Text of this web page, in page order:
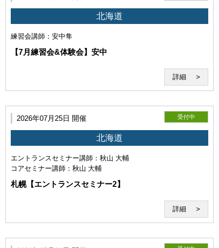
とします。
第5条（セミナーシステム）
「セミナーシステム」とは、教材及びWeb会議システム
「Zoom」を用いた本サービスのシステムを指すものとしま
北海道
練習会講師：安中隼
【7月練習会&体験会】安中
詳細
2026年07月25日 開催 受付中
北海道
エントランスセミナー講師：秋山 大輔
コアセミナー講師：秋山 大輔
札幌【エントランスセミナー2】
詳細